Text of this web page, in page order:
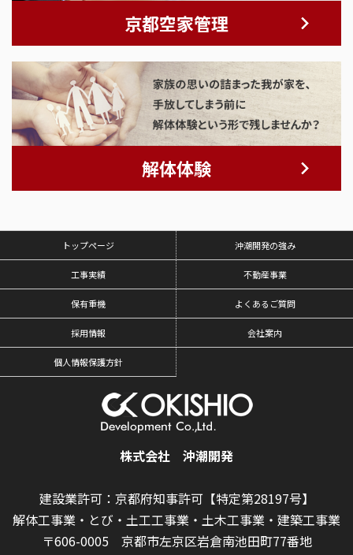
京都空家管理
解体体験
トップページ 沖潮開発の強み
工事実績 不動産事業
保有重機 よくあるご質問
採用情報 会社案内
個人情報保護方針
株式会社 沖潮開発
建設業許可：京都府知事許可【特定第28197号】
解体工事業・とび・土工工事業・土木工事業・建築工事業
〒606-0005 京都市左京区岩倉南池田町77番地